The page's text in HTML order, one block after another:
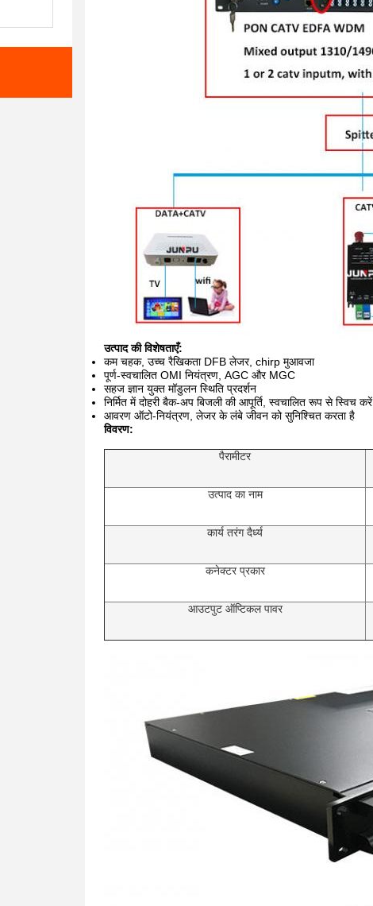
उत्पाद की विशेषताएँ:
कम चहक, उच्च रैखिकता DFB लेजर, chirp मुआवजा
पूर्ण-स्वचालित OMI नियंत्रण, AGC और MGC
सहज ज्ञान युक्त मॉडुलन स्थिति प्रदर्शन
निर्मित में दोहरी बैक-अप बिजली की आपूर्ति, स्वचालित रूप से स्विच करें
आवरण ऑटो-नियंत्रण, लेजर के लंबे जीवन को सुनिश्चित करता है
विवरण:
पैरामीटर
उत्पाद का नाम
कार्य तरंग दैर्ध्य
कनेक्टर प्रकार
आउटपुट ऑप्टिकल पावर